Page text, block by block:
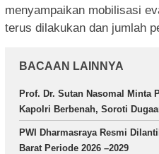
menyampaikan mobilisasi
terus dilakukan dan jumlah
BACAAN LAINNYA
Prof. Dr. Sutan Nasomal Minta
Kapolri Berbenah, Soroti
PWI Dharmasraya Resmi
Barat Periode 2026 –2029